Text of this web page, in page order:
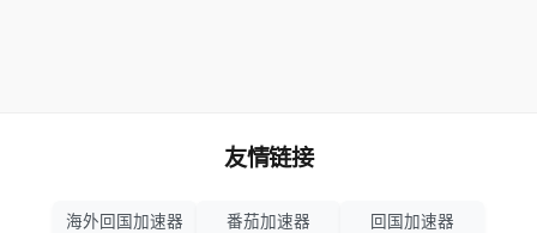
友情链接
海外回国加速器 番茄加速器 回国加速器